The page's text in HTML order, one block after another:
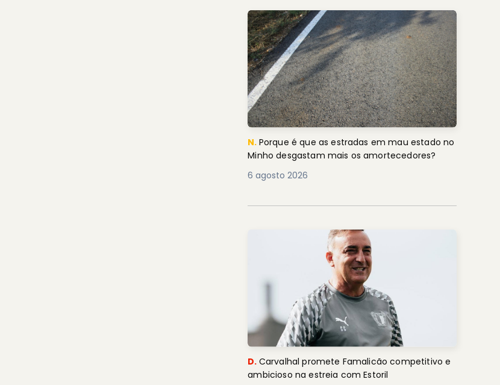
N. Porque é que as estradas em mau estado no
Minho desgastam mais os amortecedores?
6 agosto 2026
D. Carvalhal promete Famalicão competitivo e
ambicioso na estreia com Estoril